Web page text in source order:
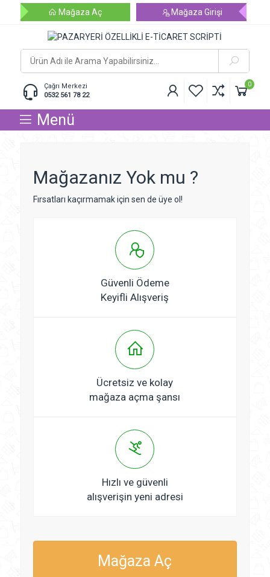
Mağaza Aç Mağaza Girişi
Çağrı Merkezi
0532 561 78 22
0
Menü
Mağazanız Yok mu ?
Fırsatları kaçırmamak için sen de üye ol!
Güvenli Ödeme
Keyifli Alışveriş
Ücretsiz ve kolay
mağaza açma şansı
Hızlı ve güvenli
alışverişin yeni adresi
Mağaza Aç